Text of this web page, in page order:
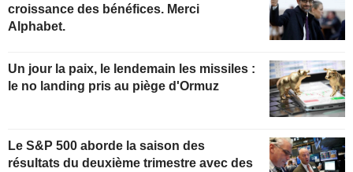
croissance des bénéfices. Merci
Alphabet.
Un jour la paix, le lendemain les missiles :
le no landing pris au piège d'Ormuz
Le S&P 500 aborde la saison des
résultats du deuxième trimestre avec des